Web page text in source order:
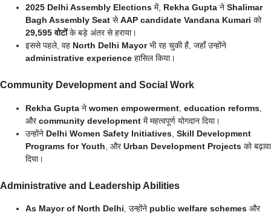
2025 Delhi Assembly Elections में, Rekha Gupta ने Shalimar
Bagh Assembly Seat सेAAP candidate Vandana Kumari को
29,595 वोटोंके बड़े अंतर से हराया।
इससे पहले, वह North Delhi Mayorभी रह चुकी हैं, जहाँ उन्होंने
administrative experience हासिल किया।
Community Development and Social Work
Rekha Gupta ने women empowerment education reforms
औरcommunity development में महत्वपूर्ण योगदान दिया।
उन्होंने Delhi Women Safety Initiatives Skill Development
Programs for Youth , औरUrban Development Projects को बढ़ावा
दिया।
Administrative and Leadership Abilities
As Mayor of North Delhi , उन्होंने public welfare schemes और